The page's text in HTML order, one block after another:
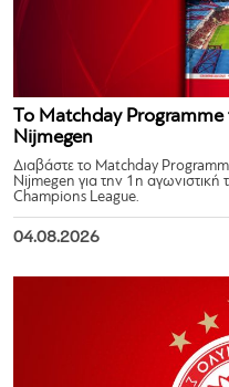
Το Matchday
Nijmegen
Διαβάστε το Matchday
Nijmegen για την 1η αγωνιστική
Champions League.
04.08.2026